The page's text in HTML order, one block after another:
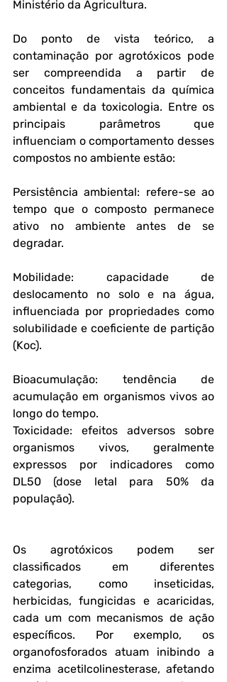
Ministério da Agricultura.
Do ponto de vista teórico, a
contaminação por agrotóxicos pode
ser compreendida a partir de
conceitos fundamentais da química
ambiental e da toxicologia. Entre os
principais parâmetros que
influenciam o comportamento desses
compostos no ambiente estão:
Persistência ambiental: refere-se ao
tempo que o composto permanece
ativo no ambiente antes de se
degradar.
Mobilidade: capacidade de
deslocamento no solo e na água,
influenciada por propriedades como
solubilidade e coeficiente de partição
(Koc).
Bioacumulação: tendência de
acumulação em organismos vivos ao
longo do tempo.
Toxicidade: efeitos adversos sobre
organismos vivos, geralmente
expressos por indicadores como
DL50 (dose letal para 50% da
população).
Os agrotóxicos podem ser
classificados em diferentes
categorias, como inseticidas,
herbicidas, fungicidas e acaricidas,
cada um com mecanismos de ação
específicos. Por exemplo, os
organofosforados atuam inibindo a
enzima acetilcolinesterase, afetando